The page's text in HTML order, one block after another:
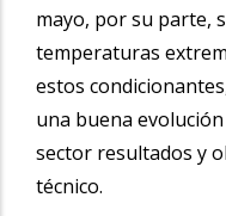
mayo, por su parte,
temperaturas
estos
una buena
sector resultados y
técnico.